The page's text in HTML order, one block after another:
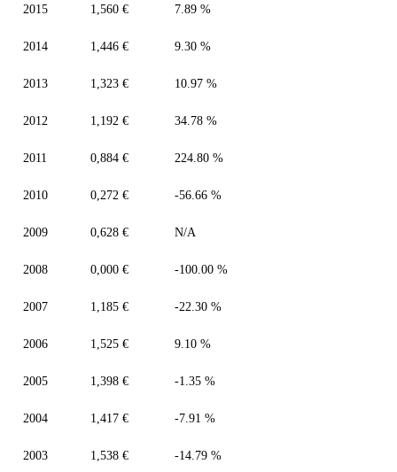
2015 1,560 € 7.89 %
2014 1,446 € 9.30 %
2013 1,323 € 10.97 %
2012 1,192 € 34.78 %
2011 0,884 € 224.80 %
2010 0,272 € -56.66 %
2009 0,628 € N/A
2008 0,000 € -100.00 %
2007 1,185 € -22.30 %
2006 1,525 € 9.10 %
2005 1,398 € -1.35 %
2004 1,417 € -7.91 %
2003 1,538 € -14.79 %